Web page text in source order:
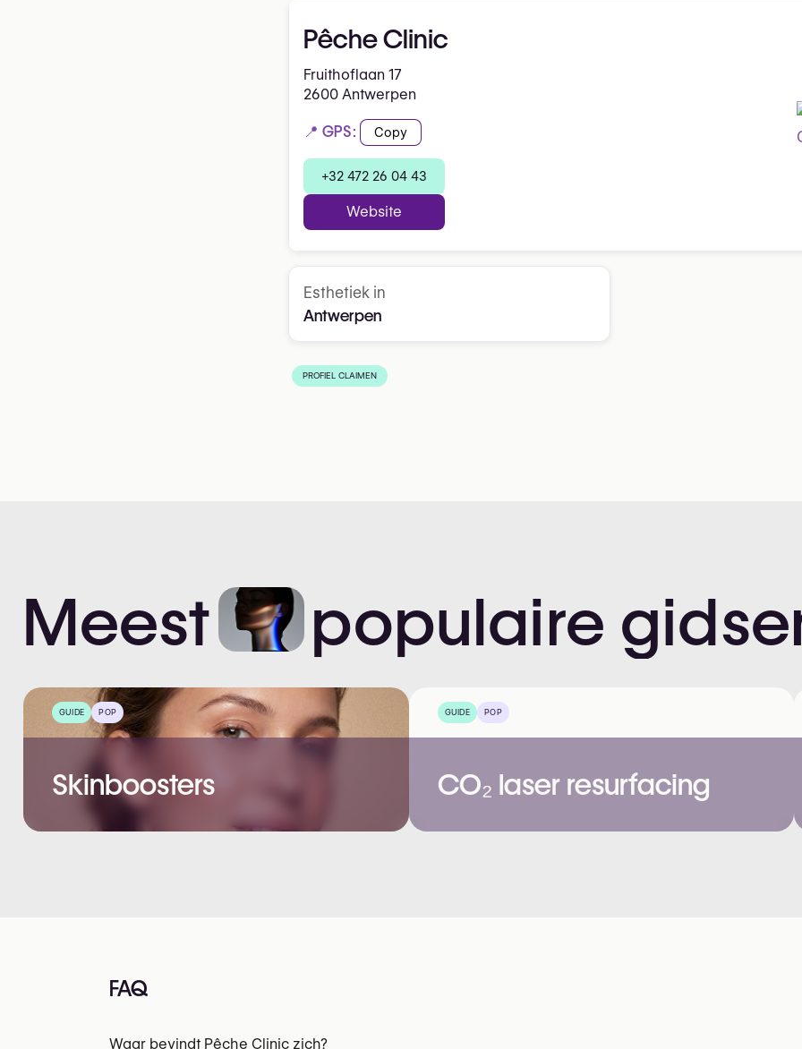
Pêche Clinic
Fruithoflaan 17
2600 Antwerpen
📍 GPS: Copy
+32 472 26 04 43
Website
Esthetiek in
Antwerpen
PROFIEL CLAIMEN
Meest populaire
GUIDE POP
Skinboosters
GUIDE POP
CO₂ laser resurfacing
FAQ
Waar bevindt Pêche Clinic zich?